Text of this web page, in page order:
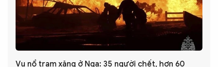
Vụ nổ trạm xăng ở Nga: 35 người chết, hơn 60